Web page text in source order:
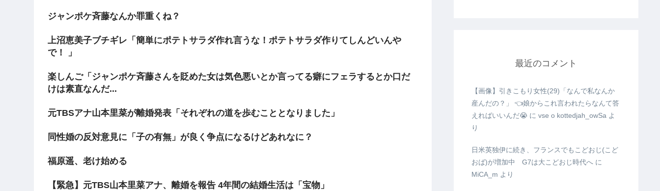
ジャンポケ斉藤なんか罪重くね？
上沼恵美子ブチギレ「簡単にポテトサラダ作れ言うな！ポテトサラダ作りてしんどいんや
で！ 」
楽しんご「ジャンポケ斉藤さんを貶めた女は気色悪いとか言ってる癖にフェラするとか口だ
けは素直なんだ...
元TBSアナ山本里菜が離婚発表「それぞれの道を歩むこととなりました」
同性婚の反対意見に「子の有無」が良く争点になるけどあれなに？
福原遥、老け始める
【緊急】元TBS山本里菜アナ、離婚を報告 4年間の結婚生活は「宝物」
最近のコメント
【画像】引きこもり女性(29)「なんで私なんか
産んだの？」 👈娘からこれ言われたらなんて答
えればいいんだ😭 に vse o kottedjah_owSa よ
り
日米英独伊に続き、フランスでもこどおじ(こど
おば)が増加中 G7は大こどおじ時代へ に
MiCA_m より